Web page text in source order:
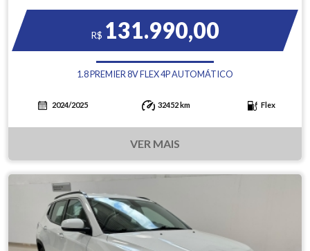
R$ 131.990,00
1.8 PREMIER 8V FLEX 4P AUTOMÁTICO
2024/2025 32452 km Flex
VER MAIS